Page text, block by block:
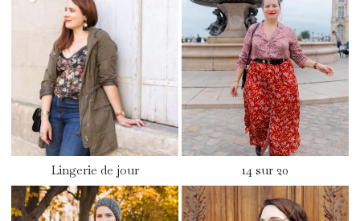
Lingerie de jour 14 sur 20